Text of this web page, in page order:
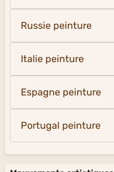
Russie peinture
Italie peinture
Espagne peinture
Portugal peinture